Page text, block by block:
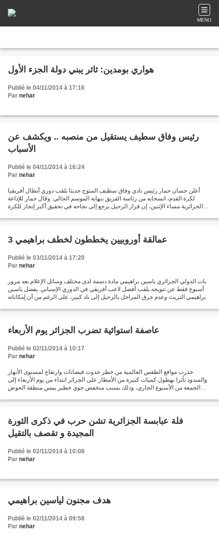
MENU
هواري بومدين: ثائر يبني دولة الجزء الأول
Publié le 04/11/2014 à 17:16
Par nehar
رئيس وفاق سطيف يستقيل من منصبه .. ويكشف عن
الأسباب
Publié le 04/11/2014 à 16:24
Par nehar
أعلن حسان حمار رئيس نادي وفاق سطيف المتوج حديثا بلقب دوري أبطال أفريقيا
لكرة القدم، انسحابه من رئاسة الفريق بنهاية الموسم الحالي. وقال حمار للإذاعة
الجزائرية مساء الإثنين، إن قرار الرحيل يرجع إلى نجاحه في تحقيق أكبر إنجاز للكرة
3 عمالقة أوروبيين يخططون لخطف براهيمي
Publié le 03/11/2014 à 17:20
Par nehar
بات الدولي الجزائري ياسين براهيمي مادة دسمة لدى مختلف وسائل الإعلام بعد مرور
أسبوع فقط عن تتويجه بلقب أفضل لاعب أفريقي في الدوري الإسباني. يفضل ياسين
براهيمي التريث وعدم حرق المراحل بالرحيل إلى ناد كبير، على الرغم من أن إمكاناته
عاصفة استوائية تضرب الجزائر يوم الأربعاء
Publié le 02/11/2014 à 10:17
Par nehar
حذرت مواقع الطقس العالمية من خطر حدوث فيضانات وارتفاع لمستوى الأنهار
والسدود تأثرا بهطول كميات كبيرة من الأمطار على الجزائر ابتداء من يوم الأربعاء إلى
الجمعة من الأسبوع الجاري، وذلك بسبب منخفض جوي خطير يمس منطقة الحوض
فلة عبابسة الجزائرية تشن حرب في ذكرى الثورة
المجيدة و تقصف بالتقيل
Publié le 02/11/2014 à 10:08
Par nehar
هدف مجنون لياسين براهيمي
Publié le 02/11/2014 à 09:58
Par nehar